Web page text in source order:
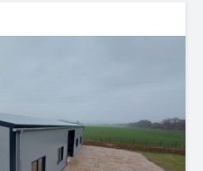
Mehr Details